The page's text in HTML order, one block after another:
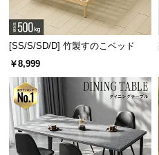
[SS/S/SD/D] 竹製すのこベッド
￥8,999